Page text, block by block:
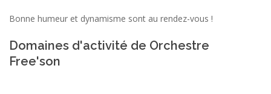
Bonne humeur et dynamisme sont au rendez-vous !
Domaines d'activité de Orchestre
Free'son